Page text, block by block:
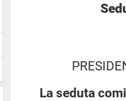
La seduta